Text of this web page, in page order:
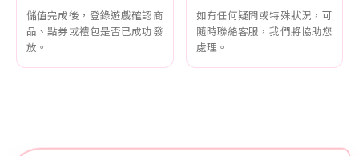
儲值完成後，登錄遊戲確認商
品、點券或禮包是否已成功發
放。
如有任何疑問或特殊狀況，可
隨時聯絡客服，我們將協助您
處理。